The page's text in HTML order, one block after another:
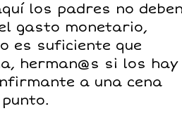
los padres no
gasto monetario,
es suficiente que
herman@s si los hay
a una cena